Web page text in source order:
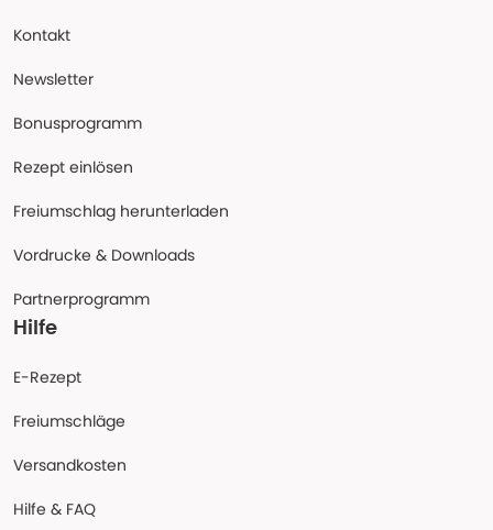
Kontakt
Newsletter
Bonusprogramm
Rezept einlösen
Freiumschlag herunterladen
Vordrucke & Downloads
Partnerprogramm
Hilfe
E-Rezept
Freiumschläge
Versandkosten
Hilfe & FAQ